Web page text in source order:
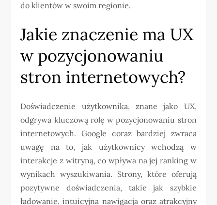
do klientów w swoim regionie.
Jakie znaczenie ma UX
w pozycjonowaniu
stron internetowych?
Doświadczenie użytkownika, znane jako UX,
odgrywa kluczową rolę w pozycjonowaniu stron
internetowych. Google coraz bardziej zwraca
uwagę na to, jak użytkownicy wchodzą w
interakcje z witryną, co wpływa na jej ranking w
wynikach wyszukiwania. Strony, które oferują
pozytywne doświadczenia, takie jak szybkie
ładowanie, intuicyjna nawigacja oraz atrakcyjny